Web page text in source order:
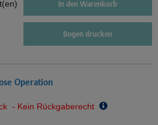
In den Warenkorb
Bogen drucken
Operation
- Kein Rückgaberecht